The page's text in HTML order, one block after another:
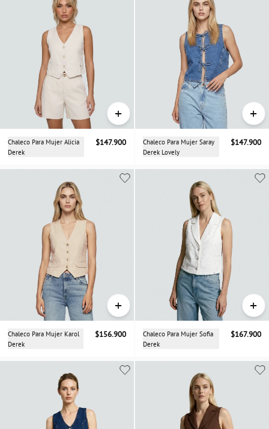
+
Chaleco Para Mujer Alicia
Derek
$147.900
+
Chaleco Para Mujer Saray
Derek Lovely
$147.900
+
Chaleco Para Mujer Karol
Derek
$156.900
+
Chaleco Para Mujer Sofia
Derek
$167.900